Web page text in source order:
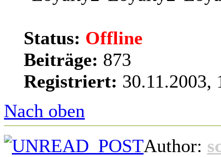
Status: Offline
Beiträge: 873
Registriert: 30.11.2003,
Nach oben
Author: